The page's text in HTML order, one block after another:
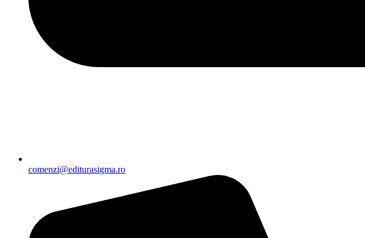
comenzi@editurasigma.ro